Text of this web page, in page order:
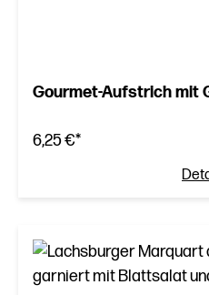
Gourmet-Aufstrich mit
6,25 €*